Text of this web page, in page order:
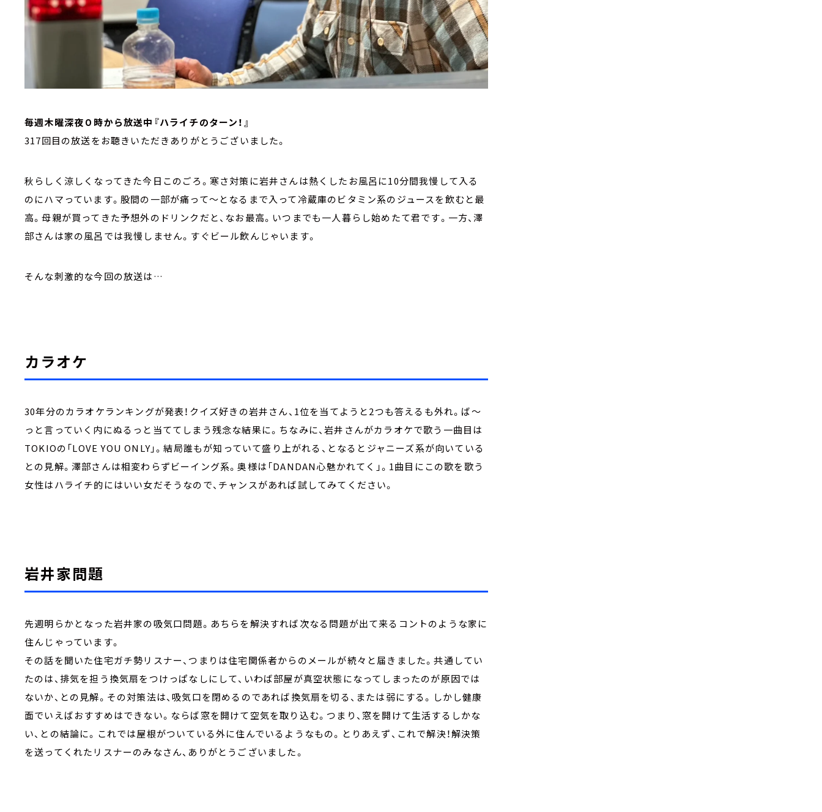
毎週木曜深夜０時から放送中『ハライチのターン！』
317回目の放送をお聴きいただきありがとうございました。
秋らしく涼しくなってきた今日このごろ。寒さ対策に岩井さんは熱くしたお風呂に10分間我慢して入る
のにハマっています。股間の一部が痛って～となるまで入って冷蔵庫のビタミン系のジュースを飲むと最
高。母親が買ってきた予想外のドリンクだと、なお最高。いつまでも一人暮らし始めたて君です。一方、澤
部さんは家の風呂では我慢しません。すぐビール飲んじゃいます。
そんな刺激的な今回の放送は…
カラオケ
30年分のカラオケランキングが発表！クイズ好きの岩井さん、1位を当てようと2つも答えるも外れ。ば～
っと言っていく内にぬるっと当ててしまう残念な結果に。ちなみに、岩井さんがカラオケで歌う一曲目は
TOKIOの「LOVE YOU ONLY」。結局誰もが知っていて盛り上がれる、となるとジャニーズ系が向いている
との見解。澤部さんは相変わらずビーイング系。奥様は「DANDAN心魅かれてく」。1曲目にこの歌を歌う
女性はハライチ的にはいい女だそうなので、チャンスがあれば試してみてください。
岩井家問題
先週明らかとなった岩井家の吸気口問題。あちらを解決すれば次なる問題が出て来るコントのような家に
住んじゃっています。
その話を聞いた住宅ガチ勢リスナー、つまりは住宅関係者からのメールが続々と届きました。共通してい
たのは、排気を担う換気扇をつけっぱなしにして、いわば部屋が真空状態になってしまったのが原因では
ないか、との見解。その対策法は、吸気口を閉めるのであれば換気扇を切る、または弱にする。しかし健康
面でいえばおすすめはできない。ならば窓を開けて空気を取り込む。つまり、窓を開けて生活するしかな
い、との結論に。これでは屋根がついている外に住んでいるようなもの。とりあえず、これで解決！解決策
を送ってくれたリスナーのみなさん、ありがとうございました。